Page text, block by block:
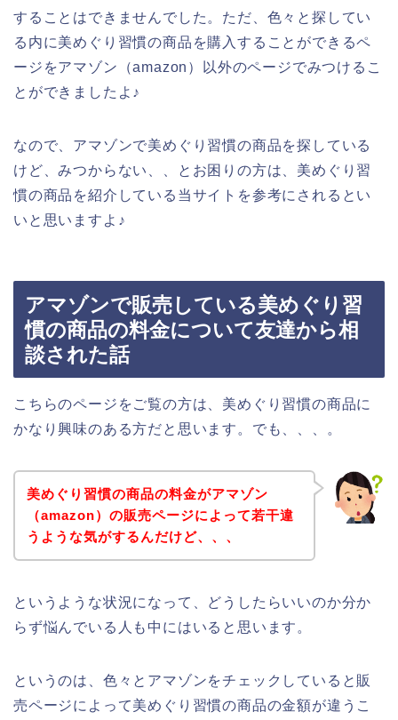
することはできませんでした。ただ、色々と探してい
る内に美めぐり習慣の商品を購入することができるペ
ージをアマゾン（amazon）以外のページでみつけるこ
とができましたよ♪
なので、アマゾンで美めぐり習慣の商品を探している
けど、みつからない、、とお困りの方は、美めぐり習
慣の商品を紹介している当サイトを参考にされるとい
いと思いますよ♪
アマゾンで販売している美めぐり習
慣の商品の料金について友達から相
談された話
こちらのページをご覧の方は、美めぐり習慣の商品に
かなり興味のある方だと思います。でも、、、。
美めぐり習慣の商品の料金がアマゾン
（amazon）の販売ページによって若干違
うような気がするんだけど、、、
というような状況になって、どうしたらいいのか分か
らず悩んでいる人も中にはいると思います。
というのは、色々とアマゾンをチェックしていると販
売ページによって美めぐり習慣の商品の金額が違うこ